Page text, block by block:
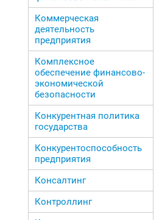
Коммерческая
деятельность
предприятия
Комплексное
обеспечение финансово-
экономической
безопасности
Конкурентная политика
государства
Конкурентоспособность
предприятия
Консалтинг
Контроллинг